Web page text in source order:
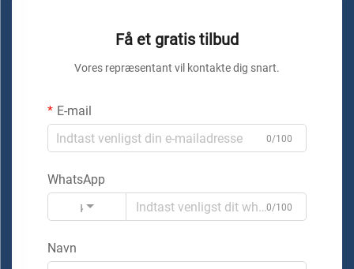
Få et gratis tilbud
Vores repræsentant vil kontakte dig snart.
E-mail
0/100
WhatsApp
Kode
0/100
Navn